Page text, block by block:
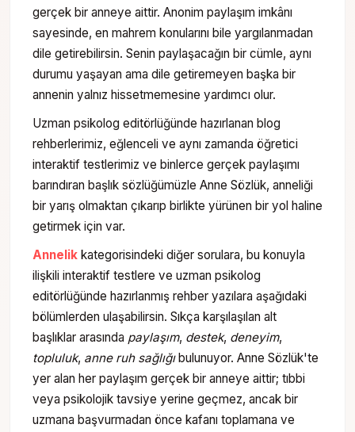
gerçek bir anneye aittir. Anonim paylaşım imkânı
sayesinde, en mahrem konularını bile yargılanmadan
dile getirebilirsin. Senin paylaşacağın bir cümle, aynı
durumu yaşayan ama dile getiremeyen başka bir
annenin yalnız hissetmemesine yardımcı olur.
Uzman psikolog editörlüğünde hazırlanan blog
rehberlerimiz, eğlenceli ve aynı zamanda öğretici
interaktif testlerimiz ve binlerce gerçek paylaşımı
barındıran başlık sözlüğümüzle Anne Sözlük, anneliği
bir yarış olmaktan çıkarıp birlikte yürünen bir yol haline
getirmek için var.
Annelik kategorisindeki diğer sorulara, bu konuyla
ilişkili interaktif testlere ve uzman psikolog
editörlüğünde hazırlanmış rehber yazılara aşağıdaki
bölümlerden ulaşabilirsin. Sıkça karşılaşılan alt
başlıklar arasında paylaşım, destek, deneyim,
topluluk, anne ruh sağlığı bulunuyor. Anne Sözlük'te
yer alan her paylaşım gerçek bir anneye aittir; tıbbi
veya psikolojik tavsiye yerine geçmez, ancak bir
uzmana başvurmadan önce kafanı toplamana ve